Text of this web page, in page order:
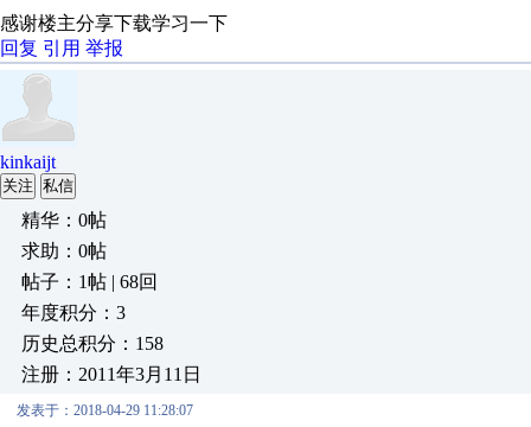
感谢楼主分享下载学习一下
回复 引用 举报
kinkaijt
关注 私信
精华：0帖
求助：0帖
帖子：1帖 | 68回
年度积分：3
历史总积分：158
注册：2011年3月11日
发表于：2018-04-29 11:28:07